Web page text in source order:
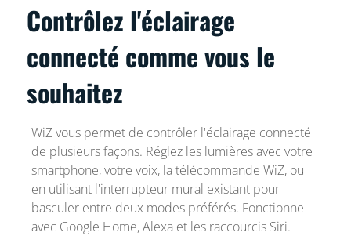
Contrôlez l'éclairage
connecté comme vous le
souhaitez
WiZ vous permet de contrôler l'éclairage connecté
de plusieurs façons. Réglez les lumières avec votre
smartphone, votre voix, la télécommande WiZ, ou
en utilisant l'interrupteur mural existant pour
basculer entre deux modes préférés. Fonctionne
avec Google Home, Alexa et les raccourcis Siri.